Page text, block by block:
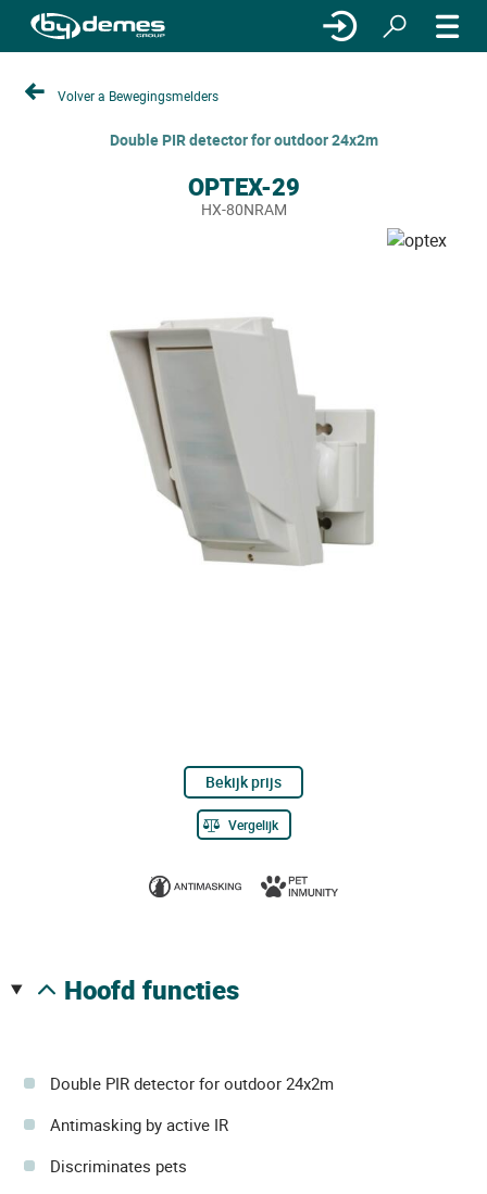
Volver a Bewegingsmelders
Double PIR detector for outdoor 24x2m
OPTEX-29
HX-80NRAM
Bekijk prijs
Vergelijk
hoofd functies
Double PIR detector for outdoor 24x2m
Antimasking by active IR
Discriminates pets